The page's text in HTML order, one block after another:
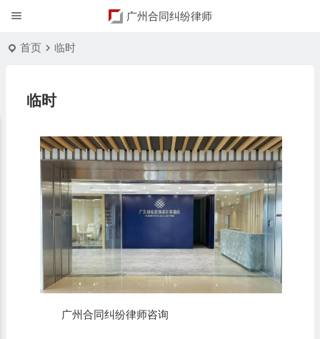
广州合同纠纷律师
首页 临时
临时
广州合同纠纷律师咨询